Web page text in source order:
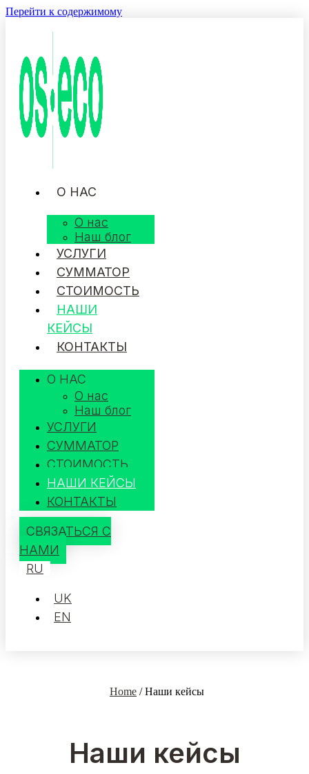
Перейти к содержимому
О НАС
О нас
Наш блог
УСЛУГИ
СУММАТОР
СТОИМОСТЬ
НАШИ
КЕЙСЫ
КОНТАКТЫ
О НАС
О нас
Наш блог
УСЛУГИ
СУММАТОР
СТОИМОСТЬ
НАШИ КЕЙСЫ
КОНТАКТЫ
СВЯЗАТЬСЯ С
НАМИ
RU
UK
EN
Home /Наши кейсы
Наши кейсы